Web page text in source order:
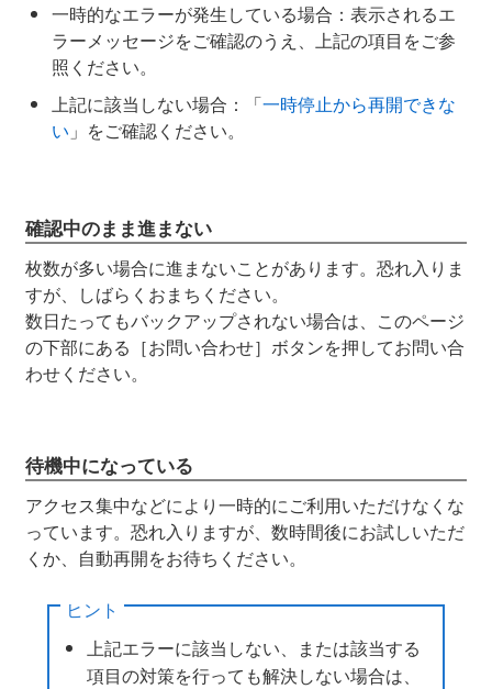
一時的なエラーが発生している場合：表示されるエ
ラーメッセージをご確認のうえ、上記の項目をご参
照ください。
上記に該当しない場合：「一時停止から再開できな
い 」をご確認ください。
確認中のまま進まない
枚数が多い場合に進まないことがあります。恐れ入りま
すが、しばらくおまちください。
数日たってもバックアップされない場合は、このページ
の下部にある［お問い合わせ］ボタンを押してお問い合
わせください。
待機中になっている
アクセス集中などにより一時的にご利用いただけなくな
っています。恐れ入りますが、数時間後にお試しいただ
くか、自動再開をお待ちください。
ヒント
上記エラーに該当しない、または該当する
項目の対策を行っても解決しない場合は、